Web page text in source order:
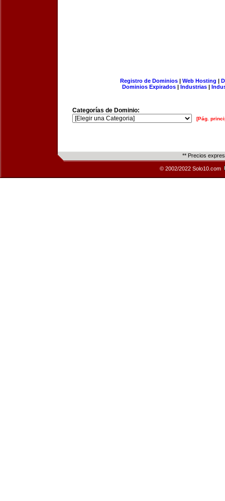
Registro de Dominios| Web Hosting |
Dominios Expirados | Industrias |
Categorías de Dominio:
[Pág.
** Precios
© 2002/2022 Solo10.com